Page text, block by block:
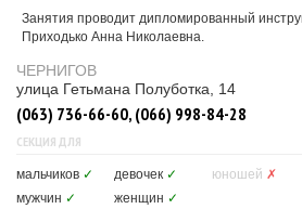
Занятия проводит дипломированный
Приходько Анна Николаевна.
ЧЕРНИГОВ
улица Гетьмана Полуботка, 14
(063) 736-66-60, (066) 998-84-28
СЕКЦИЯ ДЛЯ
мальчиков ✓ девочек ✓ юношей ✗
мужчин ✓ женщин ✓